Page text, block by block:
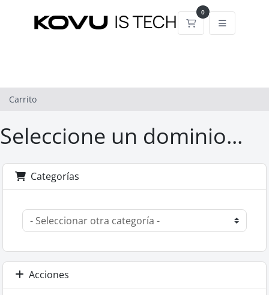
0
Carrito
Carrito
Seleccione un dominio...
Categorías
Acciones